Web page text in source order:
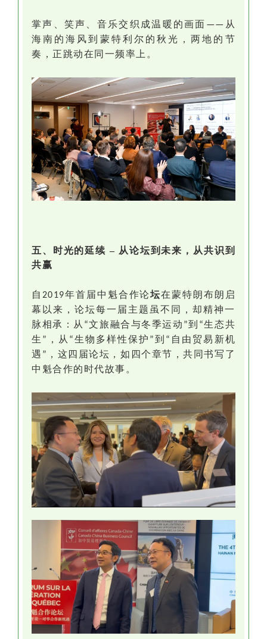
掌声、笑声、音乐交织成温暖的画面 —— 从
海南的海风到蒙特利尔的秋光，两地的节
奏，正跳动在同一频率上。
五、时光的延续 – 从论坛到未来，从共识到
共赢
自 2019年首届中魁合作论坛在蒙特朗布朗启
幕以来，论坛每一届主题虽不同，却精神一
脉相承：从 “文旅融合与冬季运动 ”到 “生态共
生 ” ，从 “生物多样性保护 ”到 “ 自由贸易新机
遇 ” ，这四届论坛，如四个章节，共同书写了
中魁合作的时代故事。